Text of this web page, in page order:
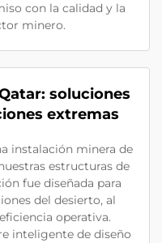
con la calidad y la
minero.
soluciones
extremas
instalación minera de
estructuras de
fue diseñada para
del desierto, al
operativa.
inteligente de diseño